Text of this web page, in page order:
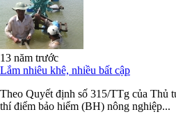
13 năm trước
Lắm nhiêu khê, nhiều bất cập
Theo Quyết định số 315/TTg của Thủ
thí điểm bảo hiểm (BH) nông nghiệp...